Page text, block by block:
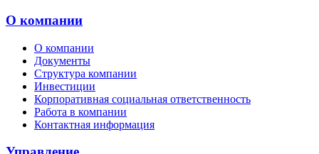
О компании
О компании
Документы
Структура компании
Инвестиции
Корпоративная социальная ответственность
Работа в компании
Контактная информация